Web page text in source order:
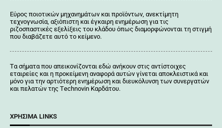
Εύρος ποιοτικών μηχανημάτων και προϊόντων, ανεκτίμητη
τεχνογνωσία, αξιόπιστη και έγκαιρη ενημέρωση για τις
ριζοσπαστικές εξελίξεις του κλάδου όπως διαμορφώνονται τη στιγμή
που διαβάζετε αυτό το κείμενο.
Tα σήματα που απεικονίζονται εδώ ανήκουν στις αντίστοιχες
εταιρείες και η προκείμενη αναφορά αυτών γίνεται αποκλειστικά και
μόνο για την αρτιότερη ενημέρωση και διευκόλυνση των συνεργατών
και πελατών της Τechnovin Kαρδάτου.
ΧΡΉΣΙΜΑ LINKS